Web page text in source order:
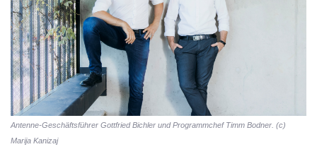
Antenne-Geschäftsführer Gottfried Bichler und Programmchef Timm Bodner. (c)
Marija Kanizaj